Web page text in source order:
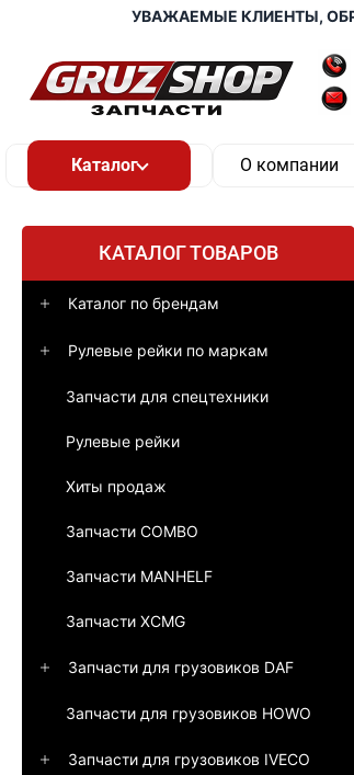
УВАЖАЕМЫЕ КЛИЕНТЫ,
О компании
КАТАЛОГ ТОВАРОВ
Каталог по брендам
Рулевые рейки по маркам
Запчасти для спецтехники
Рулевые рейки
Хиты продаж
Запчасти COMBO
Запчасти MANHELF
Запчасти XCMG
Запчасти для грузовиков DAF
Запчасти для грузовиков HOWO
Запчасти для грузовиков IVECO